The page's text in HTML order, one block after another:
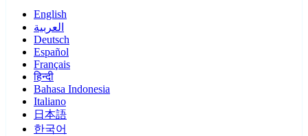
English
العربية
Deutsch
Español
Français
हिन्दी
Bahasa Indonesia
Italiano
日本語
한국어